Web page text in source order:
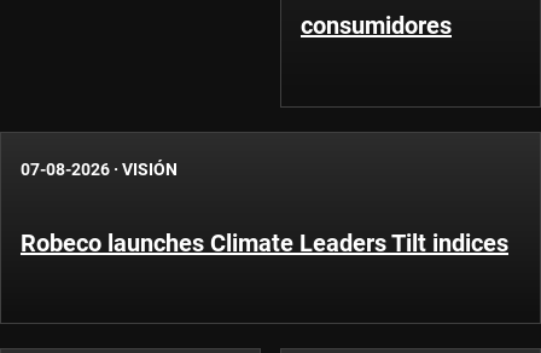
consumidores
07-08-2026 · VISIÓN
Robeco launches Climate Leaders Tilt indices